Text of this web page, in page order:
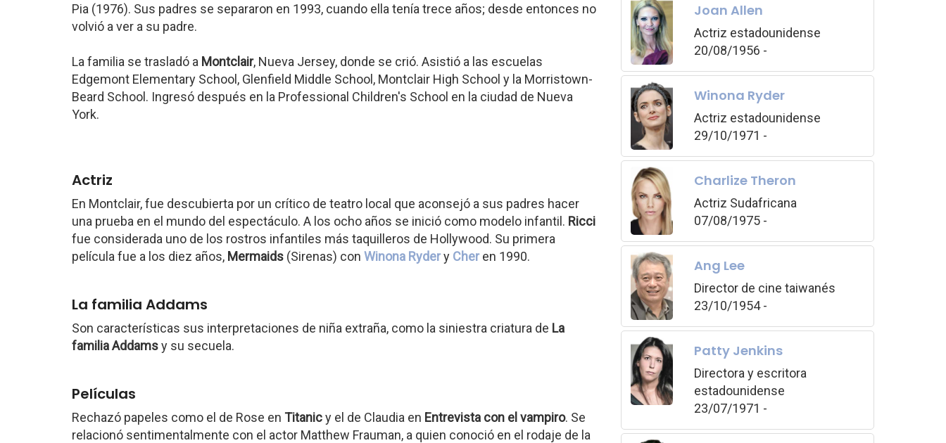
Pia (1976). Sus padres se separaron en 1993, cuando ella tenía trece años; desde entonces no
volvió a ver a su padre.
La familia se trasladó a Montclair, Nueva Jersey, donde se crió. Asistió a las escuelas
Edgemont Elementary School, Glenfield Middle School, Montclair High School y la Morristown-
Beard School. Ingresó después en la Professional Children's School en la ciudad de Nueva
York.
Actriz
En Montclair, fue descubierta por un crítico de teatro local que aconsejó a sus padres hacer
una prueba en el mundo del espectáculo. A los ocho años se inició como modelo infantil. Ricci
fue considerada uno de los rostros infantiles más taquilleros de Hollywood. Su primera
película fue a los diez años, Mermaids (Sirenas) con Winona Rydery Cheren 1990.
La familia Addams
Son características sus interpretaciones de niña extraña, como la siniestra criatura de La
familia Addamsy su secuela.
Películas
Rechazó papeles como el de Rose en Titanicy el de Claudia en Entrevista con el vampiro. Se
relacionó sentimentalmente con el actor Matthew Frauman, a quien conoció en el rodaje de la
Joan Allen
Actriz estadounidense
20/08/1956 -
Winona Ryder
Actriz estadounidense
29/10/1971 -
Charlize Theron
Actriz Sudafricana
07/08/1975 -
Ang Lee
Director de cine taiwanés
23/10/1954 -
Patty Jenkins
Directora y escritora
estadounidense
23/07/1971 -